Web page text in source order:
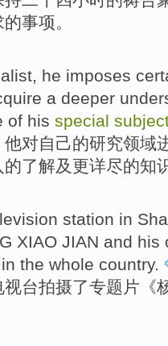
事项。
, he imposes
a deeper
of his special
他对自己的研究领域
的了解及 更详尽的知
station in
XIAO JIAN and his
in the whole country.
视台拍摄了专题片 《